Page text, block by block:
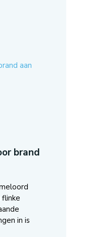
brand
in is